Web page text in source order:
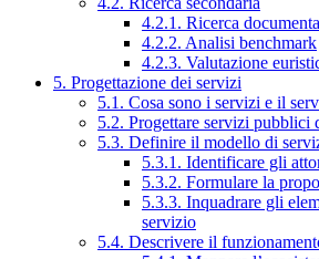
4.2.1. Ricerca
4.2.2. Analisi benchmark
4.2.3. Valutazione
5. Progettazione dei servizi
5.1. Cosa sono i servizi e il
5.2. Progettare servizi pubblici
5.3. Definire il modello di
5.3.1. Identificare gli
5.3.2. Formulare la
5.3.3. Inquadrare gli
servizio
5.4. Descrivere il